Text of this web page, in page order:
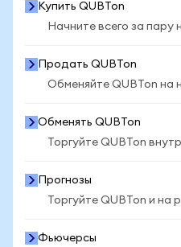
Купить QUBTon
Начните всего за пару
Продать QUBTon
Обменяйте QUBTon на
Обменять QUBTon
Торгуйте QUBTon
Прогнозы
Торгуйте QUBTon и на
Фьючерсы